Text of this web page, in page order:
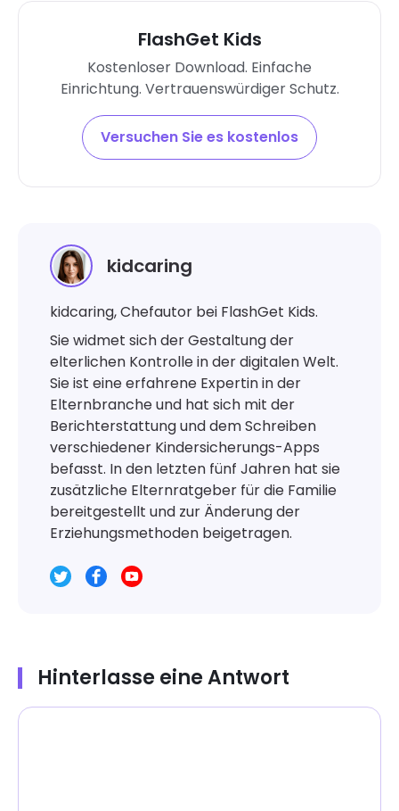
FlashGet Kids
Kostenloser Download. Einfache
Einrichtung. Vertrauenswürdiger Schutz.
Versuchen Sie es kostenlos
kidcaring
kidcaring, Chefautor bei FlashGet Kids.
Sie widmet sich der Gestaltung der
elterlichen Kontrolle in der digitalen Welt.
Sie ist eine erfahrene Expertin in der
Elternbranche und hat sich mit der
Berichterstattung und dem Schreiben
verschiedener Kindersicherungs-Apps
befasst. In den letzten fünf Jahren hat sie
zusätzliche Elternratgeber für die Familie
bereitgestellt und zur Änderung der
Erziehungsmethoden beigetragen.
Hinterlasse eine Antwort